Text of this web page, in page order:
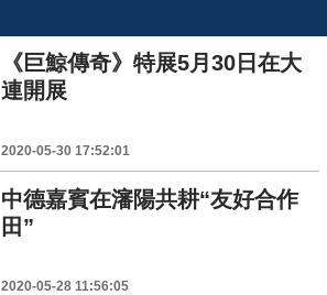
《巨鯨傳奇》特展5月30日在大
連開展
2020-05-30 17:52:01
中德嘉賓在瀋陽共耕“友好合作
田”
2020-05-28 11:56:05